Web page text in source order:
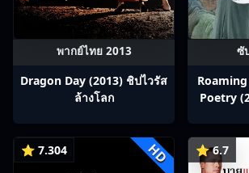
พากย์ไทย 2013
Dragon Day (2013) ชิปไวรัส
ล้างโลก
ซั
Poetry
⭐ 7.304 HD ⭐ 6.7